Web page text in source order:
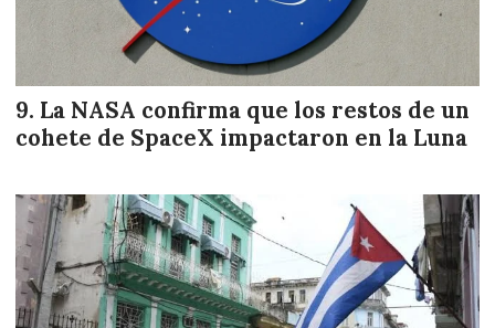
La NASA confirma que los restos de un
cohete de SpaceX impactaron en la Luna